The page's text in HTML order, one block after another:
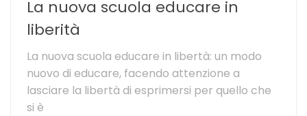
La nuova scuola educare in
liberità
La nuova scuola educare in libertà: un modo
nuovo di educare, facendo attenzione a
lasciare la libertà di esprimersi per quello che
si è